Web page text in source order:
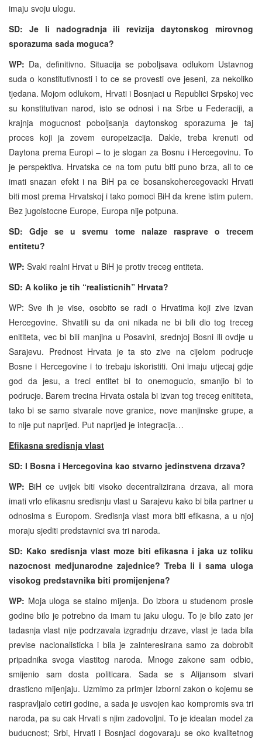
imaju svoju ulogu.
SD: Je li nadogradnja ili revizija daytonskog mirovnog
sporazuma sada moguca?
WP: Da, definitivno. Situacija se poboljsava odlukom Ustavnog
suda o konstitutivnosti i to ce se provesti ove jeseni, za nekoliko
tjedana. Mojom odlukom, Hrvati i Bosnjaci u Republici Srpskoj vec
su konstitutivan narod, isto se odnosi i na Srbe u Federaciji, a
krajnja mogucnost poboljsanja daytonskog sporazuma je taj
proces koji ja zovem europeizacija. Dakle, treba krenuti od
Daytona prema Europi – to je slogan za Bosnu i Hercegovinu. To
je perspektiva. Hrvatska ce na tom putu biti puno brza, ali to ce
imati snazan efekt i na BiH pa ce bosanskohercegovacki Hrvati
biti most prema Hrvatskoj i tako pomoci BiH da krene istim putem.
Bez jugoistocne Europe, Europa nije potpuna.
SD: Gdje se u svemu tome nalaze rasprave o trecem
entitetu?
WP: Svaki realni Hrvat u BiH je protiv treceg entiteta.
SD: A koliko je tih “realisticnih” Hrvata?
WP: Sve ih je vise, osobito se radi o Hrvatima koji zive izvan
Hercegovine. Shvatili su da oni nikada ne bi bili dio tog treceg
enititeta, vec bi bili manjina u Posavini, srednjoj Bosni ili ovdje u
Sarajevu. Prednost Hrvata je ta sto zive na cijelom podrucje
Bosne i Hercegovine i to trebaju iskoristiti. Oni imaju utjecaj gdje
god da jesu, a treci entitet bi to onemogucio, smanjio bi to
podrucje. Barem trecina Hrvata ostala bi izvan tog treceg enititeta,
tako bi se samo stvarale nove granice, nove manjinske grupe, a
to nije put naprijed. Put naprijed je integracija…
Efikasna sredisnja vlast
SD: I Bosna i Hercegovina kao stvarno jedinstvena drzava?
WP: BiH ce uvijek biti visoko decentralizirana drzava, ali mora
imati vrlo efikasnu sredisnju vlast u Sarajevu kako bi bila partner u
odnosima s Europom. Sredisnja vlast mora biti efikasna, a u njoj
moraju sjediti predstavnici sva tri naroda.
SD: Kako sredisnja vlast moze biti efikasna i jaka uz toliku
nazocnost medjunarodne zajednice? Treba li i sama uloga
visokog predstavnika biti promijenjena?
WP: Moja uloga se stalno mijenja. Do izbora u studenom prosle
godine bilo je potrebno da imam tu jaku ulogu. To je bilo zato jer
tadasnja vlast nije podrzavala izgradnju drzave, vlast je tada bila
previse nacionalisticka i bila je zainteresirana samo za dobrobit
pripadnika svoga vlastitog naroda. Mnoge zakone sam odbio,
smijenio sam dosta politicara. Sada se s Alijansom stvari
drasticno mijenjaju. Uzmimo za primjer Izborni zakon o kojemu se
raspravljalo cetiri godine, a sada je usvojen kao kompromis sva tri
naroda, pa su cak Hrvati s njim zadovoljni. To je idealan model za
buducnost; Srbi, Hrvati i Bosnjaci dogovaraju se oko kvalitetnog